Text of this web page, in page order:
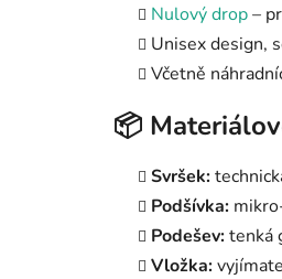
Nulový drop–
Unisex design,
Včetně
📦
Svršek:
Podšívka:
Podešev:tenká
Vložka: